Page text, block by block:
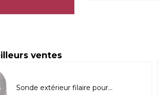
ventes
Sonde extérieur filaire pour...